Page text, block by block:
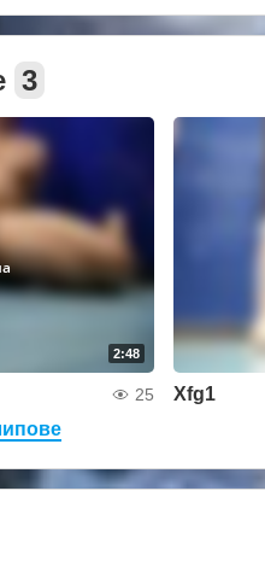
3
2:48
25 Xfg1